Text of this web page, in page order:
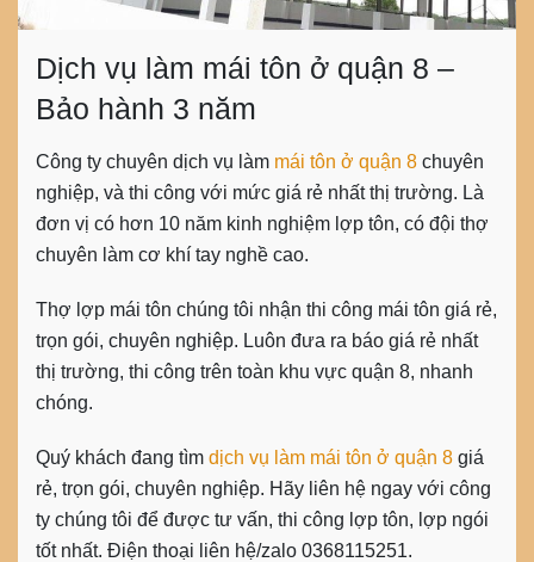
Dịch vụ làm mái tôn ở quận 8 –
Bảo hành 3 năm
Công ty chuyên dịch vụ làm mái tôn ở quận 8 chuyên
nghiệp, và thi công với mức giá rẻ nhất thị trường. Là
đơn vị có hơn 10 năm kinh nghiệm lợp tôn, có đội thợ
chuyên làm cơ khí tay nghề cao.
Thợ lợp mái tôn chúng tôi nhận thi công mái tôn giá rẻ,
trọn gói, chuyên nghiệp. Luôn đưa ra báo giá rẻ nhất
thị trường, thi công trên toàn khu vực quận 8, nhanh
chóng.
Quý khách đang tìm dịch vụ làm mái tôn ở quận 8 giá
rẻ, trọn gói, chuyên nghiệp. Hãy liên hệ ngay với công
ty chúng tôi để được tư vấn, thi công lợp tôn, lợp ngói
tốt nhất. Điện thoại liên hệ/zalo 0368115251.